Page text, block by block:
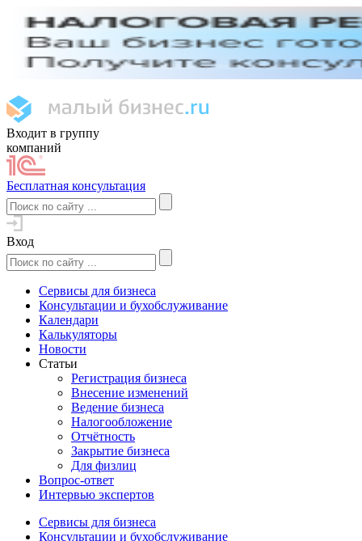
Входит в группу
компаний
Бесплатная консультация
Вход
Сервисы для бизнеса
Консультации и бухобслуживание
Календари
Калькуляторы
Новости
Статьи
Регистрация бизнеса
Внесение изменений
Ведение бизнеса
Налогообложение
Отчётность
Закрытие бизнеса
Для физлиц
Вопрос-ответ
Интервью экспертов
Сервисы для бизнеса
Консультации и бухобслуживание